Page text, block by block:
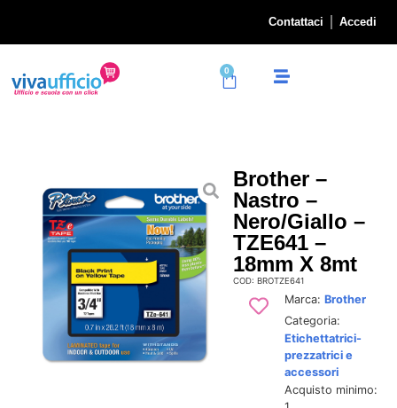
Contattaci Accedi
0
Brother –
Nastro –
Nero/Giallo –
TZE641 –
18mm X 8mt
COD: BROTZE641
Marca: Brother
Categoria:
Etichettatrici-
prezzatrici e
accessori
Acquisto minimo: